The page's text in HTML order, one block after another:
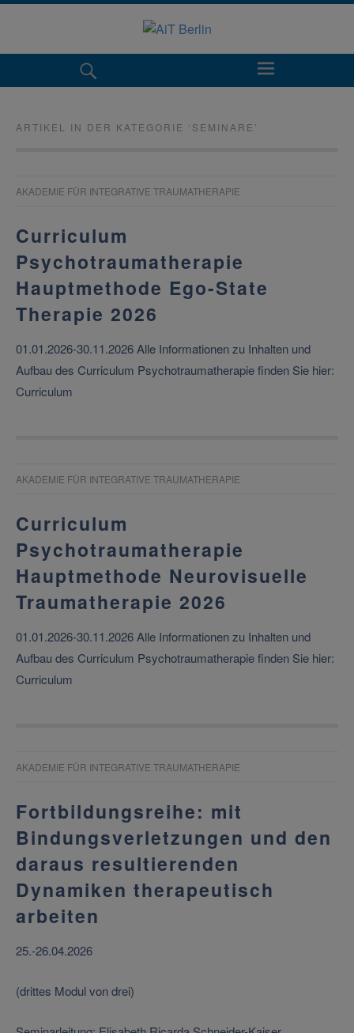
ARTIKEL IN DER KATEGORIE ‘ SEMINARE ’
AKADEMIE FÜR INTEGRATIVE TRAUMATHERAPIE
Curriculum
Psychotraumatherapie
Hauptmethode Ego-State
Therapie 2026
01.01.2026-30.11.2026 Alle Informationen zu Inhalten und
Aufbau des Curriculum Psychotraumatherapie finden Sie hier:
Curriculum
AKADEMIE FÜR INTEGRATIVE TRAUMATHERAPIE
Curriculum
Psychotraumatherapie
Hauptmethode Neurovisuelle
Traumatherapie 2026
01.01.2026-30.11.2026 Alle Informationen zu Inhalten und
Aufbau des Curriculum Psychotraumatherapie finden Sie hier:
Curriculum
AKADEMIE FÜR INTEGRATIVE TRAUMATHERAPIE
Fortbildungsreihe: mit
Bindungsverletzungen und den
daraus resultierenden
Dynamiken therapeutisch
arbeiten
25.-26.04.2026
(drittes Modul von drei)